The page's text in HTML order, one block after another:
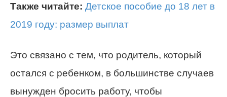
Также читайте: Детское пособие до 18 лет в
2019 году: размер выплат
Это связано с тем, что родитель, который
остался с ребенком, в большинстве случаев
вынужден бросить работу, чтобы